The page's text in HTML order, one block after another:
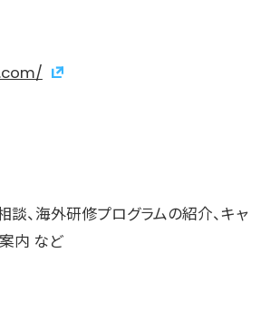
談、海外研修プログラムの紹介、キャ
内 など